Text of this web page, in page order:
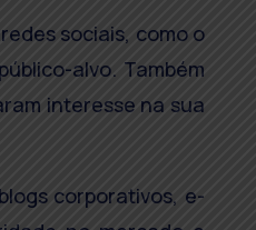
sociais, como o
alvo. Também
interesse na sua
corporativos, e-